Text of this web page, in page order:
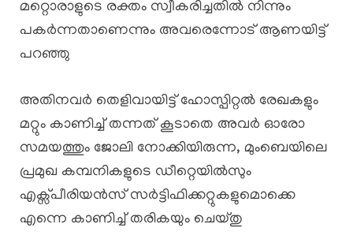
മറ്റൊരാളുടെ രക്തം സ്വീകരിച്ചതിൽ നിന്നും
പകർന്നതാണെന്നും അവരെന്നോട് ആണയിട്ട്
പറഞ്ഞു
അതിനവർ തെളിവായിട്ട് ഹോസ്പിറ്റൽ രേഖകളും
മറ്റും കാണിച്ച് തന്നത് കൂടാതെ അവർ ഓരോ
സമയത്തും ജോലി നോക്കിയിരുന്ന, മുംബെയിലെ
പ്രമുഖ കമ്പനികളുടെ ഡീറ്റെയിൽസും
എക്സ്പീരിയൻസ് സർട്ടിഫിക്കറ്റുകളുമൊക്കെ
എന്നെ കാണിച്ച് തരികയും ചെയ്തു